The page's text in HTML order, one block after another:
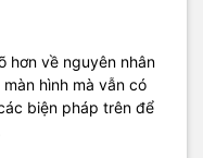
hơn về nguyên nhân
hình mà vẫn có
biện pháp trên để